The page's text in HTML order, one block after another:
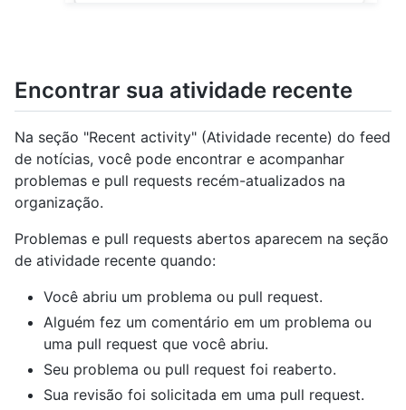
Encontrar sua atividade recente
Na seção "Recent activity" (Atividade recente) do feed
de notícias, você pode encontrar e acompanhar
problemas e pull requests recém-atualizados na
organização.
Problemas e pull requests abertos aparecem na seção
de atividade recente quando:
Você abriu um problema ou pull request.
Alguém fez um comentário em um problema ou
uma pull request que você abriu.
Seu problema ou pull request foi reaberto.
Sua revisão foi solicitada em uma pull request.